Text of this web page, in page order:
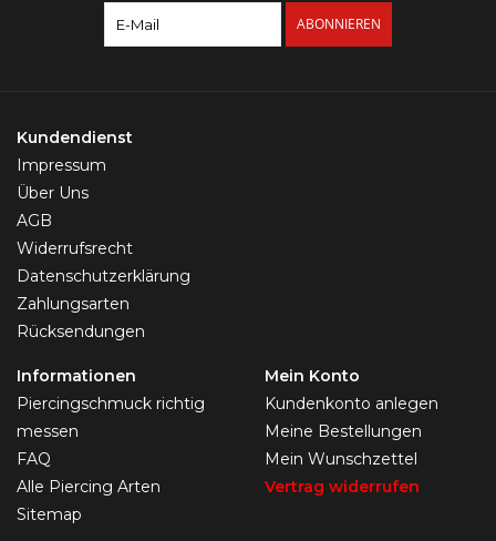
ABONNIEREN
Kundendienst
Impressum
Über Uns
AGB
Widerrufsrecht
Datenschutzerklärung
Zahlungsarten
Rücksendungen
Informationen
Piercingschmuck richtig
messen
FAQ
Alle Piercing Arten
Sitemap
Mein Konto
Kundenkonto anlegen
Meine Bestellungen
Mein Wunschzettel
Vertrag widerrufen